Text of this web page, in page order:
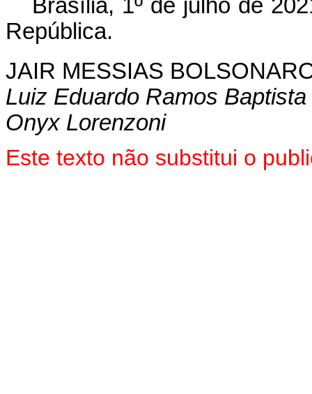
Brasília, 1º de julho de
República.
JAIR MESSIAS
Luiz Eduardo Ramos
Onyx Lorenzoni
Este texto não substitui o